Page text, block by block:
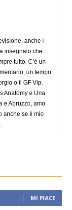
anche i
insegnato che
tutto. C’è un
un tempo
o il GF Vip.
Anatomy e Una
e Abruzzo, amo
anche se il mio
MI PIACE